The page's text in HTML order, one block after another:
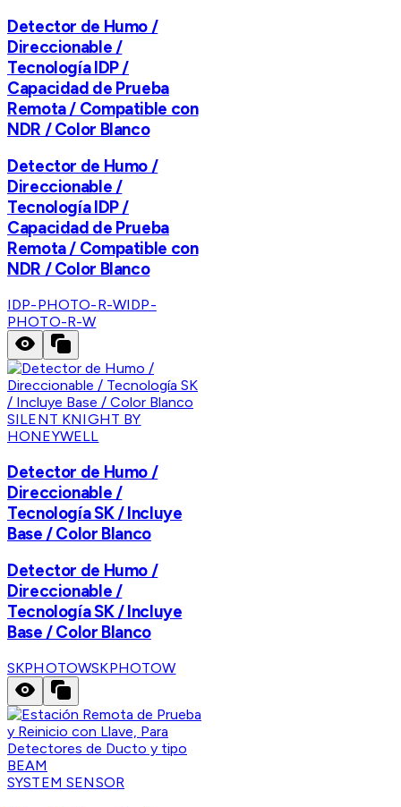
Detector de Humo /
Direccionable /
Tecnología IDP /
Capacidad de Prueba
Remota / Compatible con
NDR / Color Blanco
Detector de Humo /
Direccionable /
Tecnología IDP /
Capacidad de Prueba
Remota / Compatible con
NDR / Color Blanco
IDP-PHOTO-R-WIDP-
PHOTO-R-W
SILENT KNIGHT BY
HONEYWELL
Detector de Humo /
Direccionable /
Tecnología SK / Incluye
Base / Color Blanco
Detector de Humo /
Direccionable /
Tecnología SK / Incluye
Base / Color Blanco
SKPHOTOWSKPHOTOW
SYSTEM SENSOR